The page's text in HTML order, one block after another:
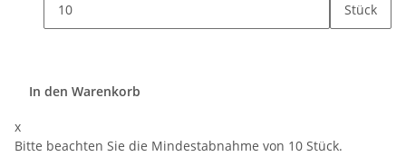
Stück
In den Warenkorb
x
Bitte beachten Sie die Mindestabnahme von 10 Stück.